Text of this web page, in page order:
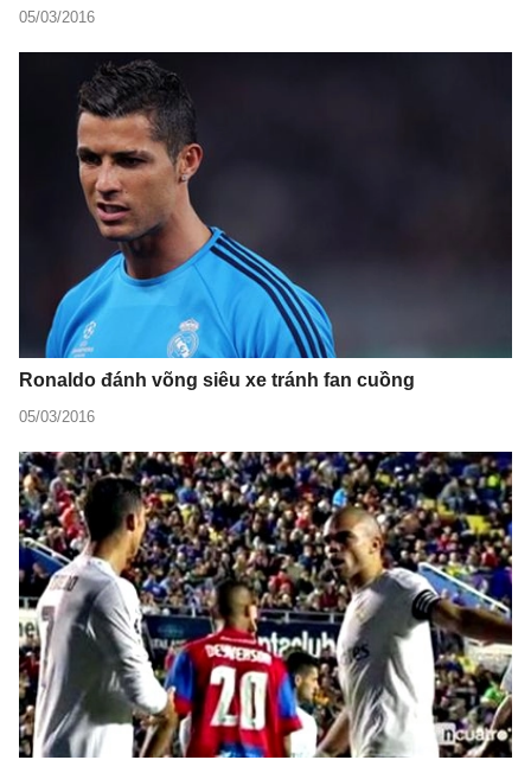
05/03/2016
Ronaldo đánh võng siêu xe tránh fan cuồng
05/03/2016